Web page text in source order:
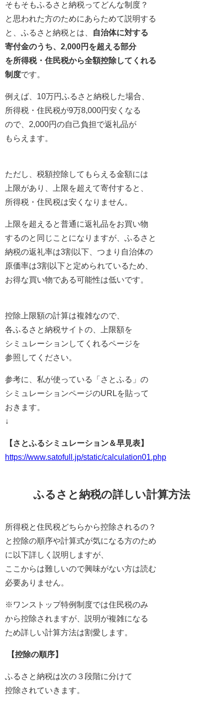
そもそもふるさと納税ってどんな制度？
と思われた方のためにあらためて説明する
と、ふるさと納税とは、
自治体に対する
寄付金のうち、2,000円を超える部分
を所得税・住民税から全額控除してくれる
制度です。
例えば、10万円ふるさと納税した場合、
所得税・住民税が9万8,000円安くなる
ので、2,000円の自己負担で返礼品が
もらえます。
ただし、税額控除してもらえる金額には
上限があり、上限を超えて寄付すると、
所得税・住民税は安くなりません。
上限を超えると普通に返礼品をお買い物
するのと同じことになりますが、ふるさと
納税の返礼率は3割以下、つまり自治体の
原価率は3割以下と定められているため、
お得な買い物である可能性は低いです。
控除上限額の計算は複雑なので、
各ふるさと納税サイトの、上限額を
シミュレーションしてくれるページを
参照してください。
参考に、私が使っている「さとふる」の
シミュレーションページのURLを貼って
おきます。
↓
【さとふるシミュレーション＆早見表】
https://www.satofull.jp/static/calculation01.php
ふるさと納税の詳しい計算方法
所得税と住民税どちらから控除されるの？
と控除の順序や計算式が気になる方のため
に以下詳しく説明しますが、
ここからは難しいので興味がない方は読む
必要ありません。
※ワンストップ特例制度では住民税のみ
から控除されますが、説明が複雑になる
ため詳しい計算方法は割愛します。
【控除の順序】
ふるさと納税は次の３段階に分けて
控除されていきます。